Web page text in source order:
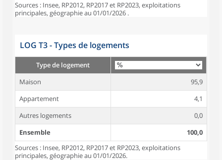
Sources : Insee, RP2012, RP2017 et RP2023, exploitations
principales, géographie au 01/01/2026 .
LOG T3 - Types de logements
Type de logement
Maison
95,9
Appartement
4,1
Autres logements
0,0
Ensemble
100,0
Sources : Insee, RP2012, RP2017 et RP2023, exploitations
principales, géographie au 01/01/2026.